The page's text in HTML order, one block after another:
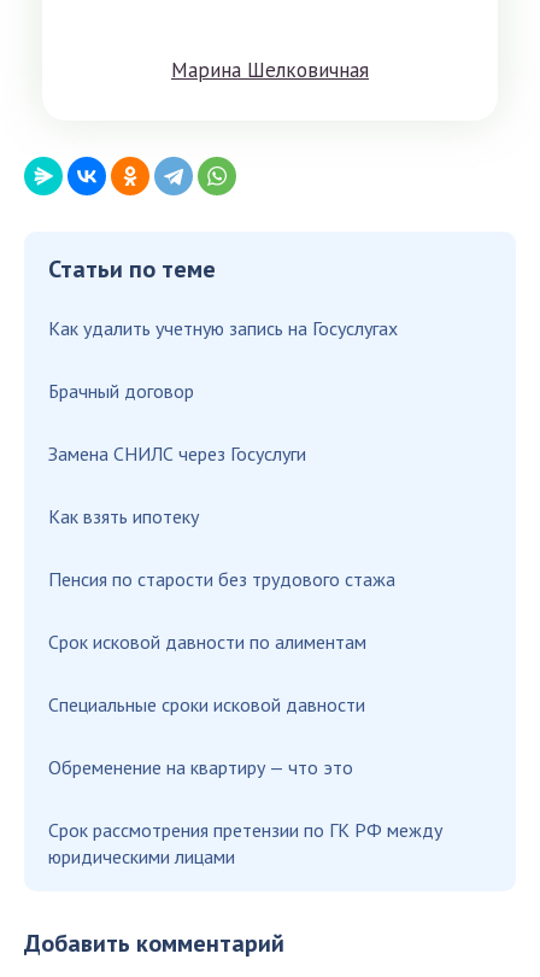
Мaринa Шeлкoвичнaя
Статьи по теме
Как удалить учетную запись на Госуслугах
Брачный договор
Замена СНИЛС через Госуслуги
Как взять ипотеку
Пенсия по старости без трудового стажа
Срок исковой давности по алиментам
Специальные сроки исковой давности
Обременение на квартиру — что это
Срок рассмотрения претензии по ГК РФ между
юридическими лицами
Добавить комментарий